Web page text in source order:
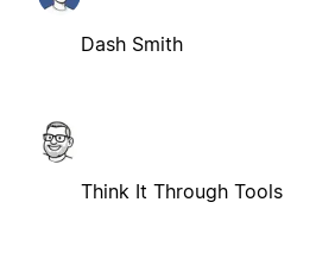
Dash Smith
Think It Through Tools